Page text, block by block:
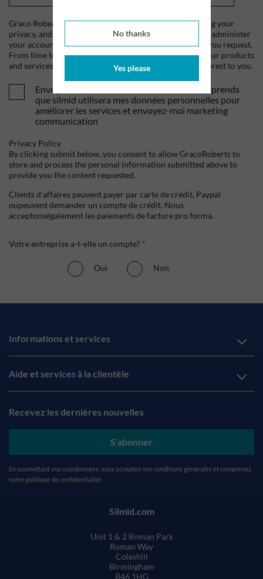
No thanks
Yes please
Graco Roberts is committed to protecting and respecting your
privacy, and we'll only use your personal information to administer
your account and to provide the products and services you request.
From time to time, we would like to contact you about our products
and services, as well as other content that may be of interest to you.
Envoyez-moi vos offres et actualités. Je comprends
que silmid utilisera mes données personnelles pour
améliorer les services et envoyez-moi marketing
communication
Privacy Policy
By clicking submit below, you consent to allow GracoRoberts to
store and process the personal information submitted above to
provide you the content requested.
Clients d'affaires peuvent payer par carte de crédit, Paypal
oupeuvent demander un compte de crédit. Nous
acceptonségalement les paiements de facture pro forma.
Votre entreprise a-t-elle un compte? *
Oui Non
Informations et services
Aide et services à la clientèle
Recevez les dernières nouvelles
S’abonner
En soumettant vos coordonnées, vous acceptez nos conditions générales et comprenez
notre politique de confidentialité
Silmid.com
Unit 1 & 2 Roman Park
Roman Way
Coleshill
Birmingham
B46 1HG